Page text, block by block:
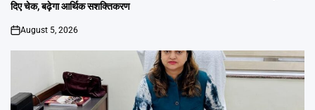
दिए चेक, बढ़ेगा आर्थिक सशक्तिकरण
on
August 5, 2026